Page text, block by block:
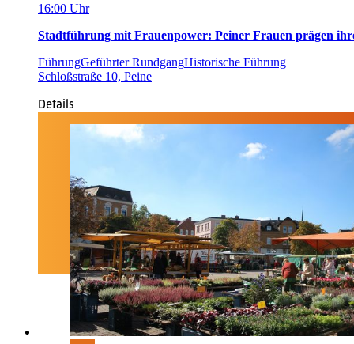
16:00 Uhr
Stadtführung mit Frauenpower: Peiner Frauen prägen
FührungGeführter RundgangHistorische Führung
Schloßstraße 10, Peine
Details